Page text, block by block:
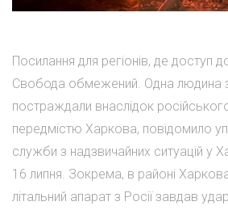
Посилання для регіонів, де доступ
Свобода обмежений. Одна людина
постраждали внаслідок
передмістю Харкова, повідомило
служби з надзвичайних ситуацій у
16 липня. Зокрема, в районі
літальний апарат з Росії завдав